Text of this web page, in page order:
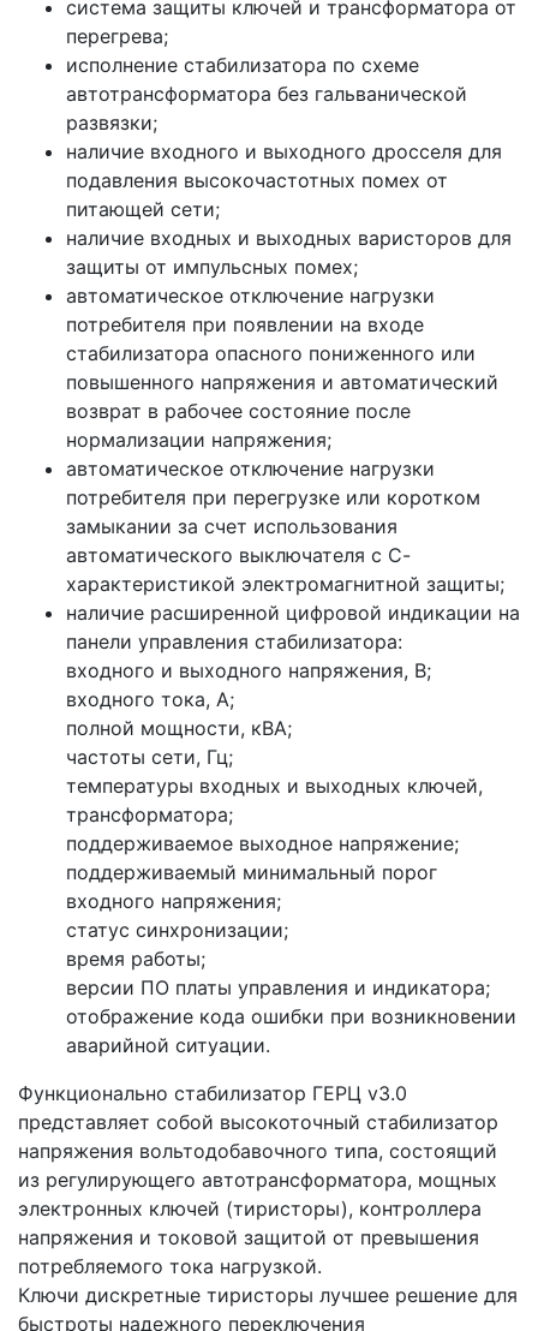
система защиты ключей и трансформатора от
перегрева;
исполнение стабилизатора по схеме
автотрансформатора без гальванической
развязки;
наличие входного и выходного дросселя для
подавления высокочастотных помех от
питающей сети;
наличие входных и выходных варисторов для
защиты от импульсных помех;
автоматическое отключение нагрузки
потребителя при появлении на входе
стабилизатора опасного пониженного или
повышенного напряжения и автоматический
возврат в рабочее состояние после
нормализации напряжения;
автоматическое отключение нагрузки
потребителя при перегрузке или коротком
замыкании за счет использования
автоматического выключателя с С-
характеристикой электромагнитной защиты;
наличие расширенной цифровой индикации на
панели управления стабилизатора:
входного и выходного напряжения, В;
входного тока, А;
полной мощности, кВА;
частоты сети, Гц;
температуры входных и выходных ключей,
трансформатора;
поддерживаемое выходное напряжение;
поддерживаемый минимальный порог
входного напряжения;
статус синхронизации;
время работы;
версии ПО платы управления и индикатора;
отображение кода ошибки при возникновении
аварийной ситуации.
Функционально стабилизатор ГЕРЦ v3.0
представляет собой высокоточный стабилизатор
напряжения вольтодобавочного типа, состоящий
из регулирующего автотрансформатора, мощных
электронных ключей (тиристоры), контроллера
напряжения и токовой защитой от превышения
потребляемого тока нагрузкой.
Ключи дискретные тиристоры лучшее решение для
быстроты надежного переключения